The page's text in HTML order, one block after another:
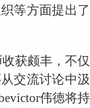
等方面提出了
获颇丰，不仅
交流讨论中汲
伟德将持